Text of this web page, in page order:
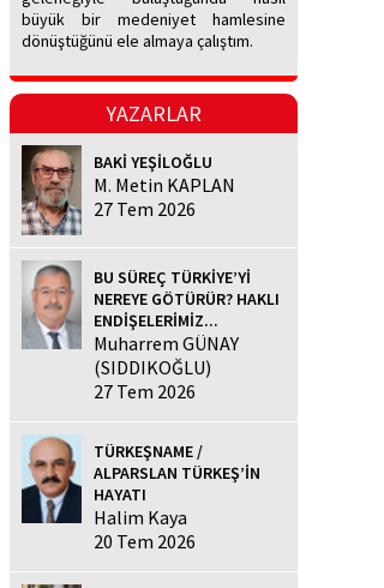
büyük bir medeniyet hamlesine
dönüştüğünü ele almaya çalıştım.
YAZARLAR
BAKİ YEŞİLOĞLU
M. Metin KAPLAN
27 Tem 2026
BU SÜREÇ TÜRKİYE’Yİ
NEREYE GÖTÜRÜR? HAKLI
ENDİŞELERİMİZ...
Muharrem GÜNAY
(SIDDIKOĞLU)
27 Tem 2026
TÜRKEŞNAME /
ALPARSLAN TÜRKEŞ’İN
HAYATI
Halim Kaya
20 Tem 2026